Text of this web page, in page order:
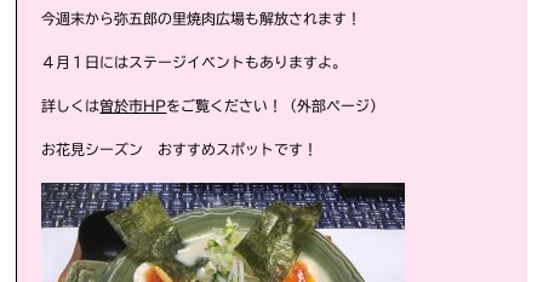
今週末から弥五郎の里焼肉広場も解放されます！
４月１日にはステージイベントもありますよ。
詳しくは曽於市HPをご覧ください！（外部ページ）
お花見シーズン おすすめスポットです！